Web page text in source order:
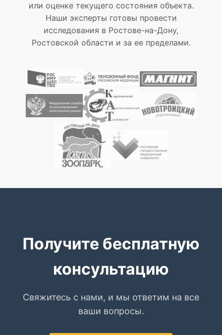
или оценке текущего состояния объекта.
Наши эксперты готовы провести
исследования в Ростове-на-Дону,
Ростовской области и за ее пределами.
Получите бесплатную
консультацию
Свяжитесь с нами, и мы ответим на все
ваши вопросы.